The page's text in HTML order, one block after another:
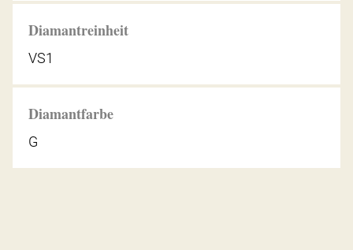
Diamantreinheit
VS1
Diamantfarbe
G